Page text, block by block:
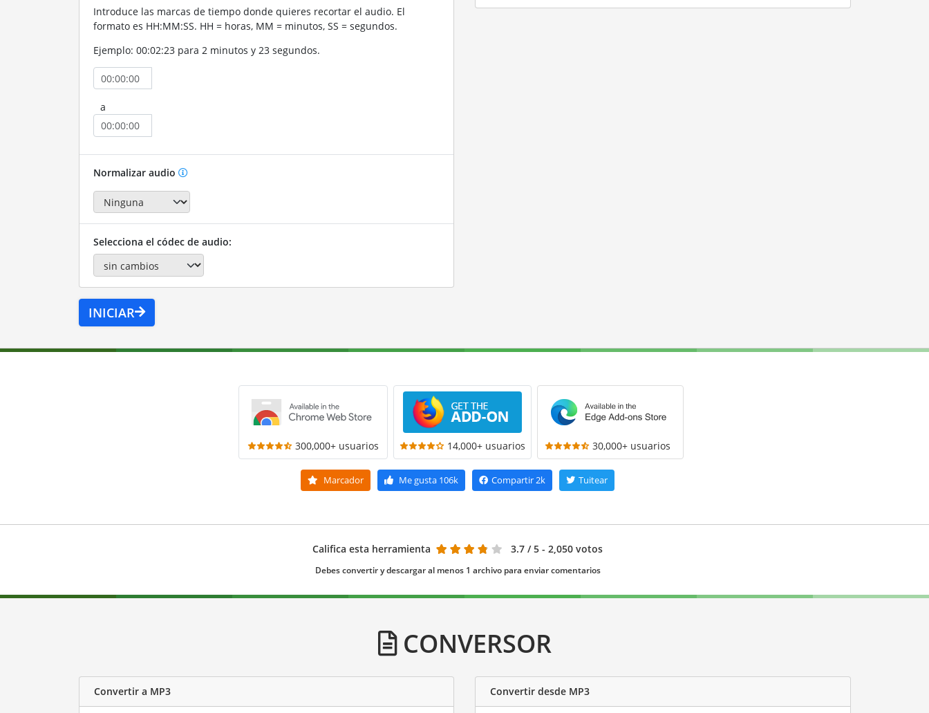
Introduce las marcas de tiempo donde quieres recortar el audio. El
formato es HH:MM:SS. HH = horas, MM = minutos, SS = segundos.
Ejemplo: 00:02:23 para 2 minutos y 23 segundos.
a
Normalizar audio
Selecciona el códec de audio:
INICIAR
300,000+ usuarios 14,000+ usuarios 30,000+ usuarios
Marcador Me gusta 106k Compartir2k Tuitear
Califica esta herramienta 3.7 / 5 - 2,050 votos
Debes convertir y descargar al menos 1 archivo para enviar comentarios
CONVERSOR
Convertir a MP3 Convertir desde MP3